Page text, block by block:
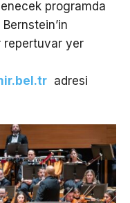
programda
repertuvar yer
adresi